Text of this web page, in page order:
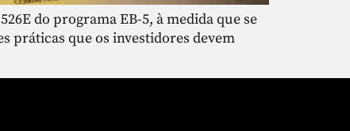
do programa EB-5, à medida que se
práticas que os investidores devem